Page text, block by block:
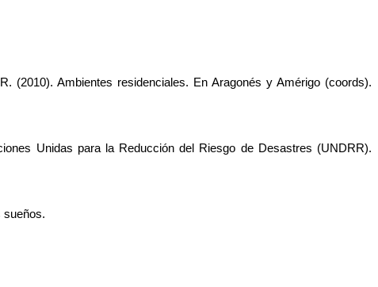
Ambientes residenciales. En Aragonés y Amérigo (coords).
Unidas para la Reducción del Riesgo de Desastres (UNDRR).
sueños.